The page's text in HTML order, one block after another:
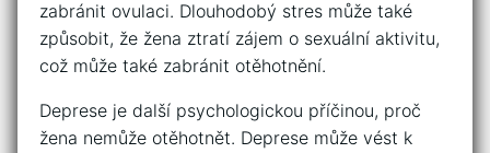
zabránit ovulaci. Dlouhodobý stres může také
způsobit, že žena ztratí zájem o sexuální aktivitu,
což může také zabránit otěhotnění.
Deprese je další psychologickou příčinou, proč
žena nemůže otěhotnět. Deprese může vést k